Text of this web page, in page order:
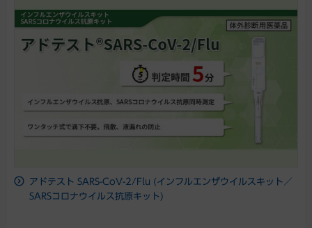
アドテスト SARS-CoV-2/Flu (インフルエンザウイルスキット／
SARSコロナウイルス抗原キット)